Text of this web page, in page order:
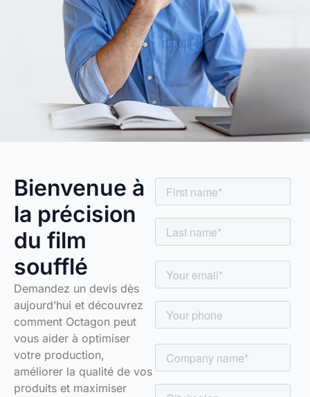
Bienvenue à
la précision
du film
soufflé
Demandez un devis dès
aujourd’hui et découvrez
comment Octagon peut
vous aider à optimiser
votre production,
améliorer la qualité de vos
produits et maximiser